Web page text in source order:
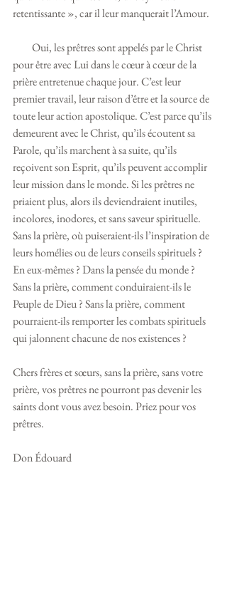
retentissante », car il leur manquerait l’Amour.
pour être avec Lui dans le cœur à cœur de la
prière entretenue chaque jour. C’est leur
premier travail, leur raison d’être et la source de
toute leur action apostolique. C’est parce qu’ils
demeurent avec le Christ, qu’ils écoutent sa
Parole, qu’ils marchent à sa suite, qu’ils
reçoivent son Esprit, qu’ils peuvent accomplir
leur mission dans le monde. Si les prêtres ne
priaient plus, alors ils deviendraient inutiles,
incolores, inodores, et sans saveur spirituelle.
Sans la prière, où puiseraient-ils l’inspiration de
leurs homélies ou de leurs conseils spirituels ?
En eux-mêmes ? Dans la pensée du monde ?
Sans la prière, comment conduiraient-ils le
Peuple de Dieu ? Sans la prière, comment
pourraient-ils remporter les combats spirituels
qui jalonnent chacune de nos existences ?
Chers frères et sœurs, sans la prière, sans votre
prière, vos prêtres ne pourront pas devenir les
saints dont vous avez besoin. Priez pour vos
prêtres.
Don Édouard